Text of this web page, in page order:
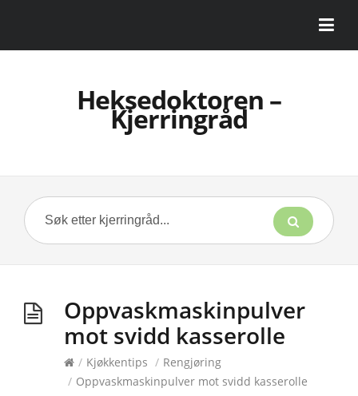
Heksedoktoren –
Kjerringråd
Oppvaskmaskinpulver
mot svidd kasserolle
/ Kjøkkentips / Rengjøring
/ Oppvaskmaskinpulver mot svidd kasserolle